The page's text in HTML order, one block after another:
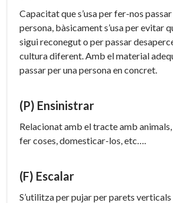
Capacitat que s’usa per fer-nos
persona, bàsicament s’usa per evitar
sigui reconegut o per passar
cultura diferent. Amb el material
passar per una persona en concret.
(P) Ensinistrar
Relacionat amb el tracte amb
fer coses, domesticar-los, etc….
(F) Escalar
S’utilitza per pujar per parets verticals